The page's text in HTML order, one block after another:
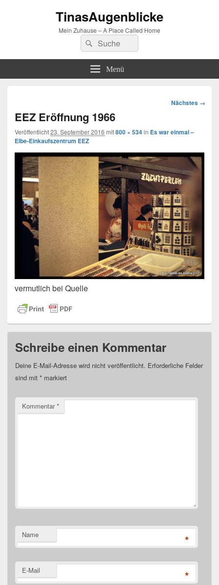
TinasAugenblicke
Mein Zuhause – A Place Called Home
Suchen
nach:
Suchen
Menü
Bilder-
Nächstes →
EEZ Eröffnung 1966
Veröffentlicht23. September 2016 mit800 × 534in Es war einmal –
Elbe-Einkaufszentrum EEZ
vermutlich bei Quelle
Schreibe einen Kommentar
Deine E-Mail-Adresse wird nicht veröffentlicht. Erforderliche Felder
sind mit * markiert
Kommentar*
Name *
E-Mail *